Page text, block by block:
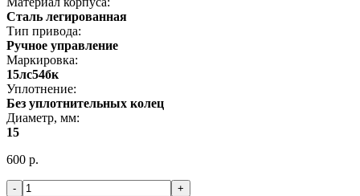
Сталь легированная
Тип привода:
Ручное управление
Маркировка:
15лс54бк
Уплотнение:
Без уплотнительных колец
Диаметр, мм:
15
600 р.
- +